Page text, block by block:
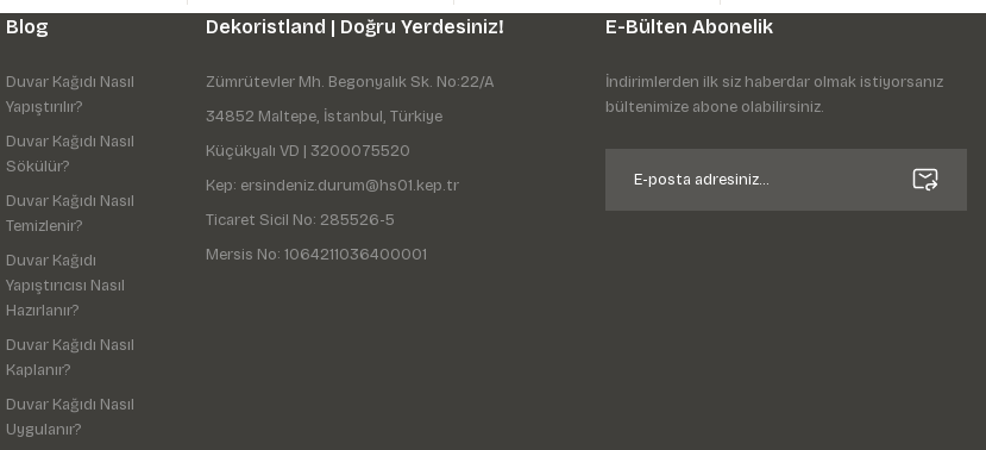
Blog
Duvar Kağıdı Nasıl
Yapıştırılır?
Duvar Kağıdı Nasıl
Sökülür?
Duvar Kağıdı Nasıl
Temizlenir?
Duvar Kağıdı
Yapıştırıcısı Nasıl
Hazırlanır?
Duvar Kağıdı Nasıl
Kaplanır?
Duvar Kağıdı Nasıl
Uygulanır?
Dekoristland | Doğru Yerdesiniz!
Zümrütevler Mh. Begonyalık Sk. No:22/A
34852 Maltepe, İstanbul, Türkiye
Küçükyalı VD | 3200075520
Kep: ersindeniz.durum@hs01.kep.tr
Ticaret Sicil No: 285526-5
Mersis No: 1064211036400001
E-Bülten Abonelik
İndirimlerden ilk siz haberdar olmak istiyorsanız
bültenimize abone olabilirsiniz.